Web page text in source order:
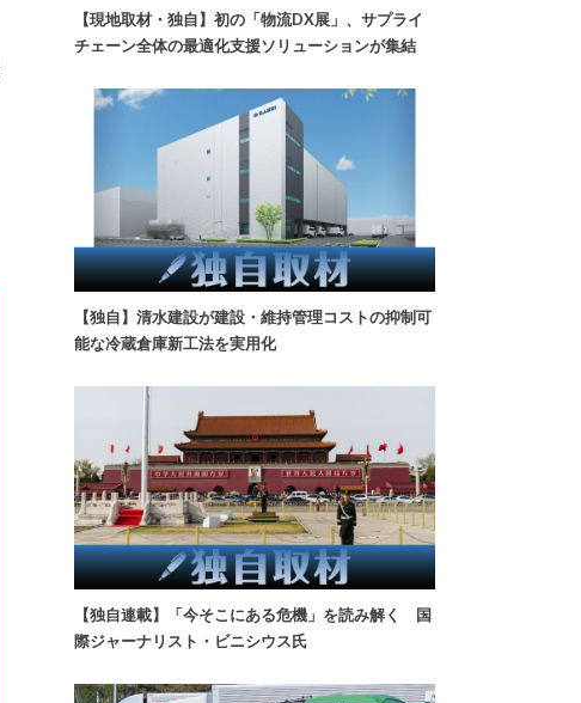
【現地取材・独自】初の「物流DX展」、サプライ
チェーン全体の最適化支援ソリューションが集結
【独自】清水建設が建設・維持管理コストの抑制可
能な冷蔵倉庫新工法を実用化
【独自連載】「今そこにある危機」を読み解く 国
際ジャーナリスト・ビニシウス氏